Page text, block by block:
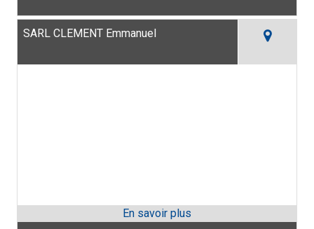
SARL CLEMENT Emmanuel